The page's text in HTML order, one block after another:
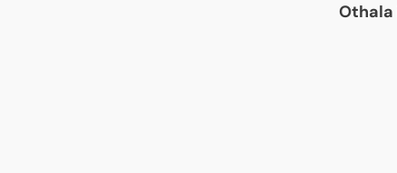
Othala